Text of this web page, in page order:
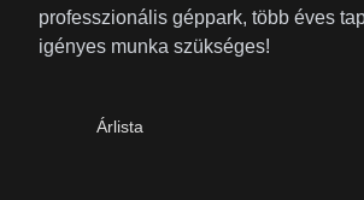
professzionális géppark, több éves
igényes munka szükséges!
Árlista